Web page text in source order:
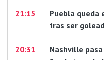
21:15
Puebla queda
tras ser
20:31
Nashville